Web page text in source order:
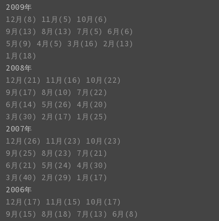
2009年
12月(8)
11月(5)
10月(6)
9月(13)
8月(13) 7月(5)
6月(6)
5月(9)
4月(5) 3月(16)
2月(13)
1月(18)
2008年
12月(21)
11月(16)
10月(22)
9月(17)
8月(10)
7月(22)
6月(14)
5月(26)
4月(20)
3月(30)
2月(17)
1月(25)
2007年
12月(26)
11月(23)
10月(23)
9月(25)
8月(23)
7月(21)
6月(21)
5月(24)
4月(30)
3月(40)
2月(29)
1月(17)
2006年
12月(17)
11月(15)
10月(17)
9月(15)
8月(18) 7月(13)
6月(8)